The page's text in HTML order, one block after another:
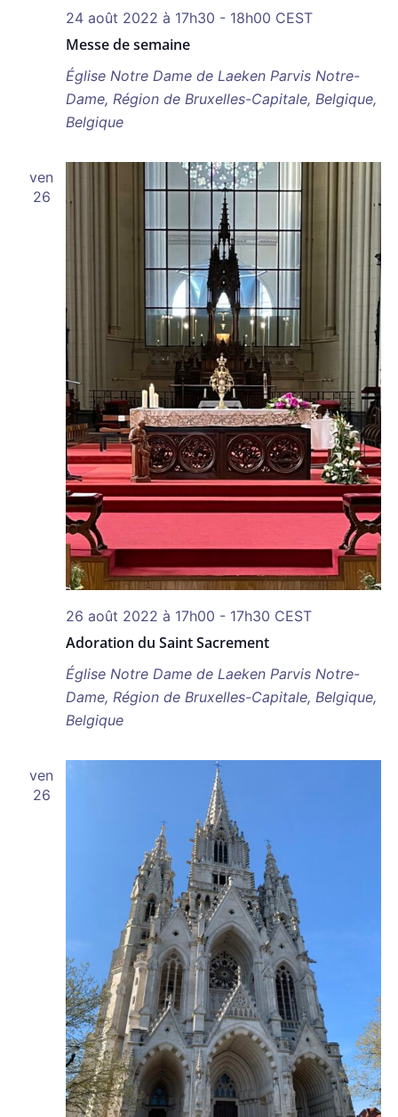
Messe de semaine
24 août 2022 à 17h30 - 18h00 CEST
Église Notre Dame de Laeken Parvis Notre-
Dame, Région de Bruxelles-Capitale, Belgique,
Belgique
ven
26
Adoration du Saint Sacrement
26 août 2022 à 17h00 - 17h30 CEST
Église Notre Dame de Laeken Parvis Notre-
Dame, Région de Bruxelles-Capitale, Belgique,
Belgique
ven
26